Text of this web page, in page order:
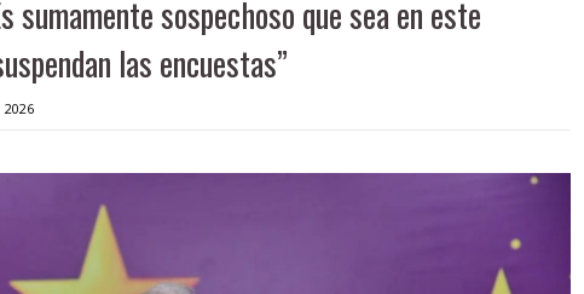
sumamente sospechoso que sea en este
las encuestas”
2026